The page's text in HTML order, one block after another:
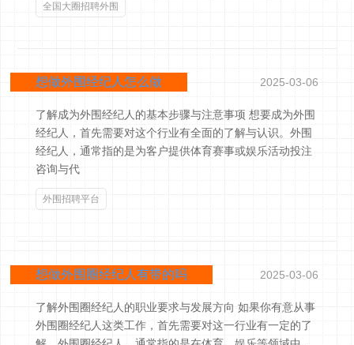
全国大圈招聘外围
想做外围经纪人怎么做 2025-03-06
了解成为外围经纪人的基本步骤与注意事项 想要成为外围
经纪人，首先需要对这个行业有全面的了解与认识。外围
经纪人，通常指的是为客户提供体育赛事或娱乐活动投注
咨询与代
外围招聘平台
想做外围圈经纪人有带的吗 2025-03-06
了解外围圈经纪人的职业要求与发展方向 如果你有意从事
外围圈经纪人这类工作，首先需要对这一行业有一定的了